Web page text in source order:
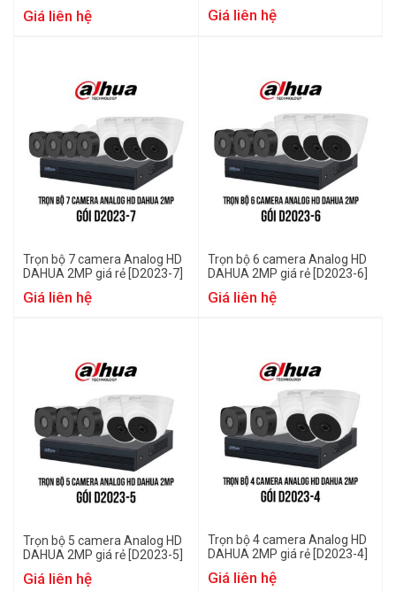
Giá liên hệ Giá liên hệ
Trọn bộ 7 camera Analog HD
DAHUA 2MP giá rẻ [D2023-7]
Giá liên hệ
Trọn bộ 6 camera Analog HD
DAHUA 2MP giá rẻ [D2023-6]
Giá liên hệ
Trọn bộ 5 camera Analog HD
DAHUA 2MP giá rẻ [D2023-5]
Giá liên hệ
Trọn bộ 4 camera Analog HD
DAHUA 2MP giá rẻ [D2023-4]
Giá liên hệ